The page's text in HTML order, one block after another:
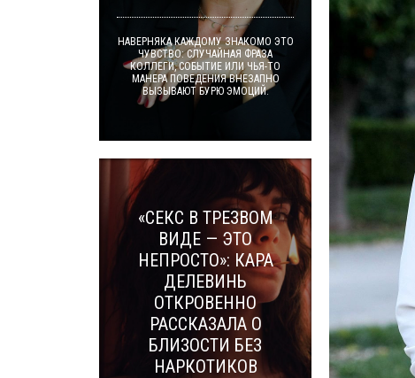
НАВЕРНЯКА КАЖДОМУ ЗНАКОМО ЭТО
ЧУВСТВО: СЛУЧАЙНАЯ ФРАЗА
КОЛЛЕГИ, СОБЫТИЕ ИЛИ ЧЬЯ-ТО
МАНЕРА ПОВЕДЕНИЯ ВНЕЗАПНО
ВЫЗЫВАЮТ БУРЮ ЭМОЦИЙ.
«СЕКС В ТРЕЗВОМ
ВИДЕ — ЭТО
НЕПРОСТО»: КАРА
ДЕЛЕВИНЬ
ОТКРОВЕННО
РАССКАЗАЛА О
БЛИЗОСТИ БЕЗ
НАРКОТИКОВ